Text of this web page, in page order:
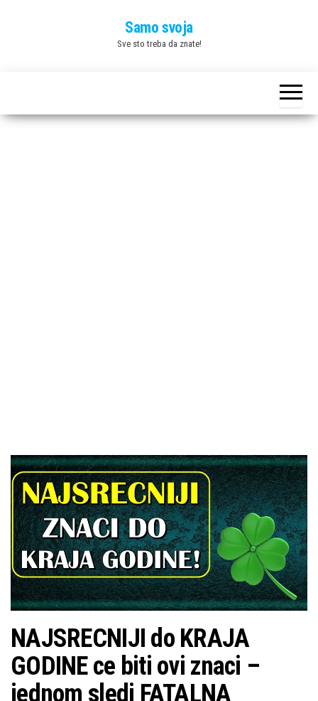
Samo svoja
Sve sto treba da znate!
NAJSRECNIJI do KRAJA
GODINE ce biti ovi znaci –
jednom sledi FATALNA